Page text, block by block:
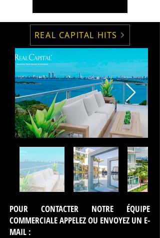
REAL CAPITAL HITS
POUR CONTACTER NOTRE ÉQUIPE
COMMERCIALE APPELEZ OU ENVOYEZ UN E-
MAIL :